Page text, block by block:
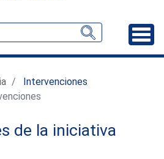
Intervenciones
de la iniciativa